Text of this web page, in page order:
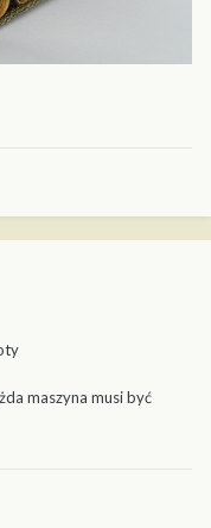
maszyna musi być